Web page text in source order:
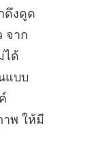
ดึงดูด
จาก
ได้
แบบ
าพ ให้มี